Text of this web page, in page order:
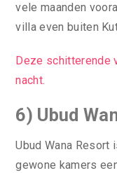
vele maanden
villa even buiten
Deze schitterende
nacht.
6) Ubud
Ubud Wana
gewone kamers